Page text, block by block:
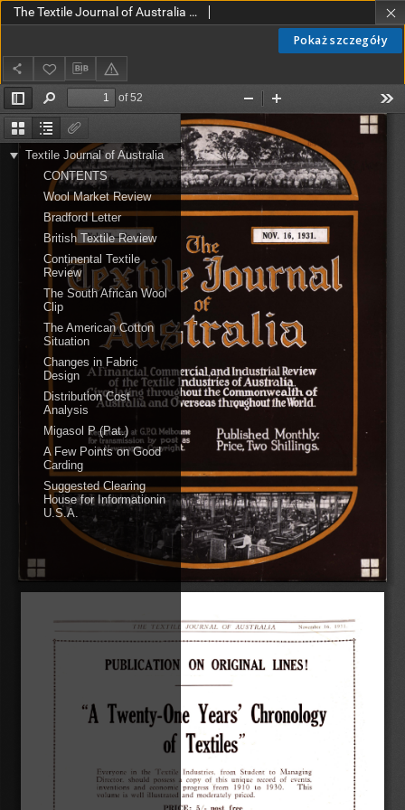
Pokaż szczegóły
The Textile Journal of Australia vol. 6 no. 9 (1931)